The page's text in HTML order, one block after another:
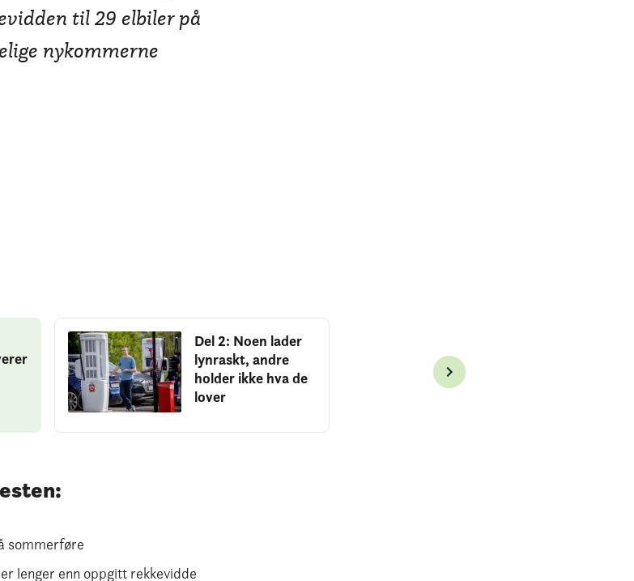
til 29 elbiler på
nykommerne
Del 2: Noen lader
lynraskt, andre
holder ikke hva de
lover
sommerføre
lenger enn oppgitt rekkevidde